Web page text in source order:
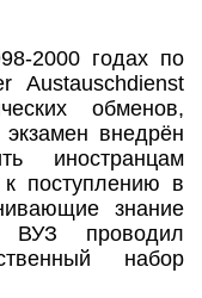
2000 годах по
Austauschdienst
обменов,
внедрён
иностранцам
к поступлению в
знание
ВУЗ проводил
набор